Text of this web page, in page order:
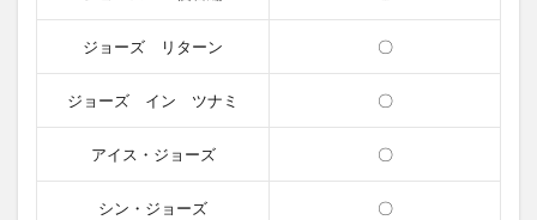
ジョーズ リターン 〇
ジョーズ イン ツナミ 〇
アイス・ジョーズ 〇
シン・ジョーズ 〇